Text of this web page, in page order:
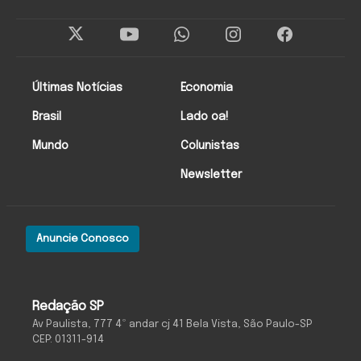
Redação SP
Av Paulista, 777 4º andar cj 41 Bela Vista, São Paulo-SP
CEP: 01311-914
Anuncie Conosco
Últimas Notícias
Brasil
Mundo
Economia
Lado oa!
Colunistas
Newsletter